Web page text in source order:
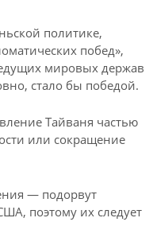
политике,
побед»,
мировых держав
стало бы победой.
Тайваня частью
или сокращение
— подорвут
поэтому их следует